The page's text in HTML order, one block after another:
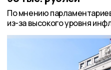
По мнению
из-за высокого уровня